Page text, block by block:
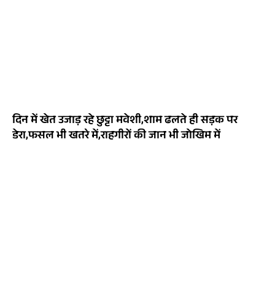
दिन में खेत उजाड़ रहे छुट्टा मवेशी,शाम ढलते ही सड़क पर
डेरा,फसल भी खतरे में,राहगीरों की जान भी जोखिम में